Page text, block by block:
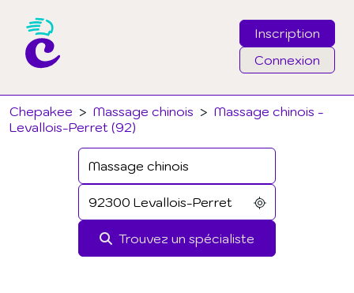
Inscription
Connexion
Chepakee > Massage chinois > Massage chinois -
Levallois-Perret (92)
Trouvez un spécialiste
Email
Mot de passe
J'ai oublié mon mot de passe
Connexion